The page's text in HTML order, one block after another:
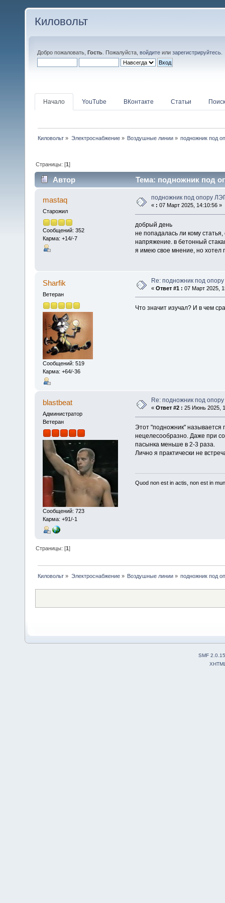
Киловольт
Добро пожаловать, Гость . Пожалуйста, войдите или зарегистрируйтесь
Начало YouTube ВКонтакте Статьи Поиск
Киловольт » Электроснабжение» Воздушные линии» подножник под
Страницы: [1]
Автор Тема: подножник под
mastaq
Старожил
Сообщений: 352
Карма: +14/-7
подножник под опору
« : 07 Март 2025, 14:10:56 »
добрый день
не попадалась ли кому
напряжение. в бетонный
я имею свое мнение, но хотел
Sharfik
Ветеран
Сообщений: 519
Карма: +64/-36
Re: подножник под
« Ответ #1 : 07 Март 2025,
Что значит изучал? И в чем
blastbeat
Администратор
Ветеран
Сообщений: 723
Карма: +91/-1
Re: подножник под
« Ответ #2 : 25 Июнь 2025,
Этот "подножник" называется
нецелесообразно. Даже при
пасынка меньше в 2-3 раза.
Лично я практически не
Quod non est in actis, non est in
Страницы: [1]
Киловольт » Электроснабжение» Воздушные линии» подножник под
SMF 2.0.15